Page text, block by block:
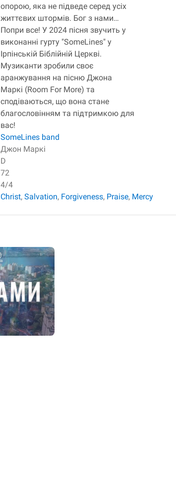
опорою, яка не підведе серед усіх
життєвих штормів. Бог з нами…
Попри все! У 2024 пісня звучить у
виконанні гурту "SomeLines" у
Ірпінській Біблійній Церкві.
Музиканти зробили своє
аранжування на пісню Джона
Маркі (Room For More) та
сподіваються, що вона стане
благословінням та підтримкою для
вас!
SomeLines band
Джон Маркі
D
72
4/4
Christ, Salvation, Forgiveness, Praise, Mercy